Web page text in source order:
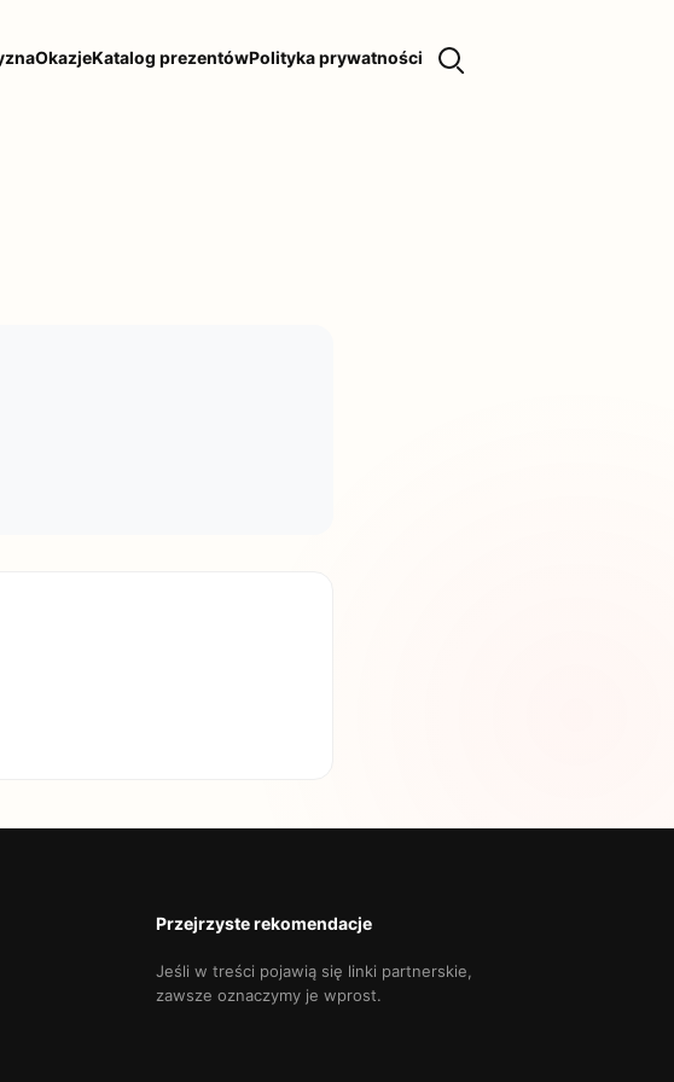
OkazjeKatalog prezentówPolityka prywatności
Przejrzyste rekomendacje
Jeśli w treści pojawią się linki partnerskie,
zawsze oznaczymy je wprost.